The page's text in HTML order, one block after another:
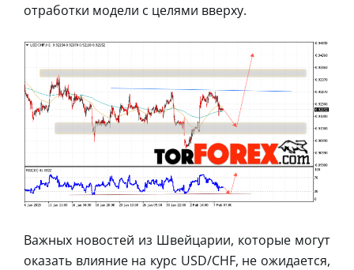
отработки модели с целями вверху.
Важных новостей из Швейцарии, которые могут
оказать влияние на курс USD/CHF, не ожидается,